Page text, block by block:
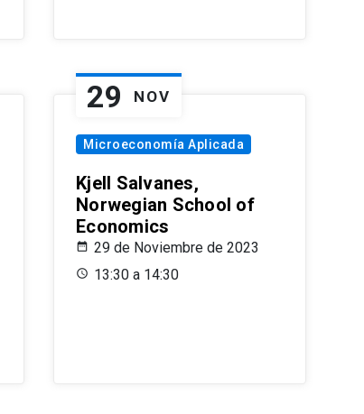
29 NOV
Microeconomía Aplicada
Kjell Salvanes,
Norwegian School of
Economics
29 de Noviembre de 2023
13:30 a 14:30